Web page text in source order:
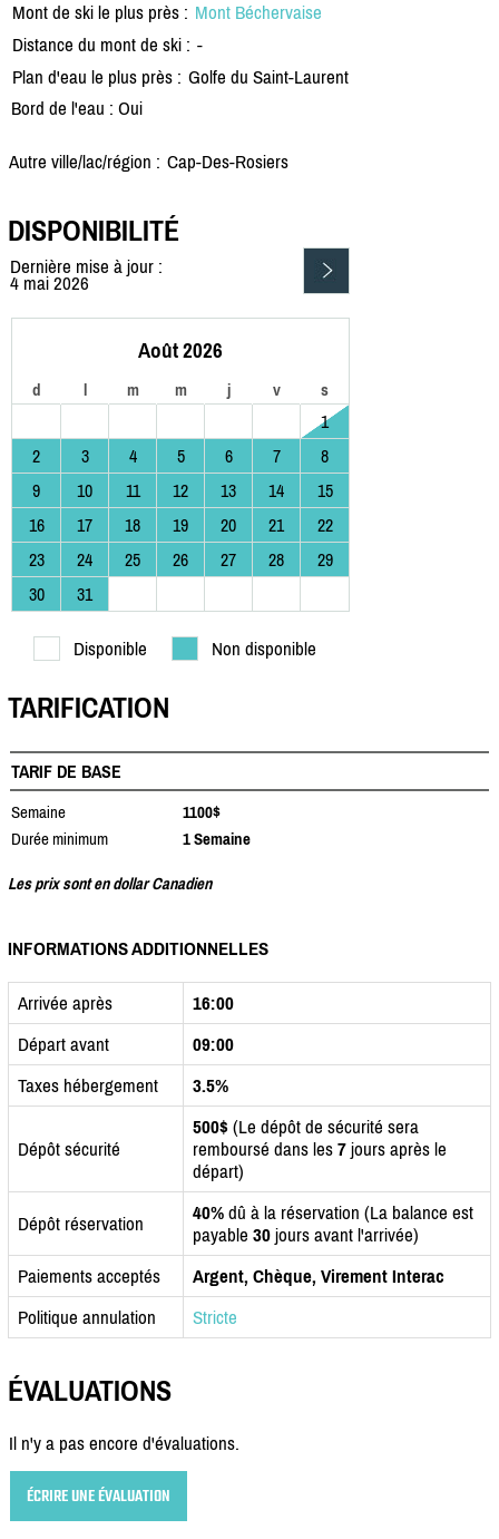
Mont de ski le plus près : Mont Béchervaise
Distance du mont de ski : -
Plan d'eau le plus près : Golfe du Saint-Laurent
Bord de l'eau : Oui
Autre ville/lac/région : Cap-Des-Rosiers
DISPONIBILITÉ
Dernière mise à jour :
4 mai 2026
Août 2026
d l m m j v s
1
2
3 4 5 6 7
8
9
10 11 12 13 14
15
16
17 18 19 20 21
22
23
24 25 26 27 28
29
30
31
Disponible Non disponible
TARIFICATION
TARIF DE BASE
Semaine
1100$
Durée minimum
1 Semaine
Les prix sont en dollar Canadien
INFORMATIONS ADDITIONNELLES
Arrivée après
16:00
Départ avant
09:00
Taxes hébergement
3.5%
Dépôt sécurité
500$ (Le dépôt de sécurité sera
remboursé dans les 7 jours après le
départ)
Dépôt réservation 40% dû à la réservation (La balance est
payable 30 jours avant l'arrivée)
Paiements acceptés
Argent, Chèque, Virement Interac
Politique annulation
Stricte
ÉVALUATIONS
Il n'y a pas encore d'évaluations.
ÉCRIRE UNE ÉVALUATION